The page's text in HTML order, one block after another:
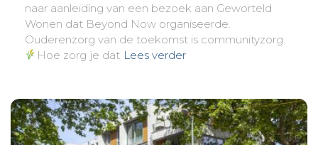
naar aanleiding van een bezoek aan Geworteld
Wonen dat Beyond Now organiseerde.
Ouderenzorg van de toekomst is communityzorg.
Hoe zorg je dat Lees verder